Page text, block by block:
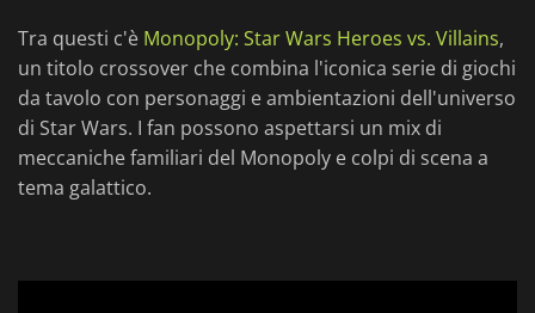
Tra questi c'è Monopoly: Star Wars Heroes vs. Villains,
un titolo crossover che combina l'iconica serie di giochi
da tavolo con personaggi e ambientazioni dell'universo
di Star Wars. I fan possono aspettarsi un mix di
meccaniche familiari del Monopoly e colpi di scena a
tema galattico.